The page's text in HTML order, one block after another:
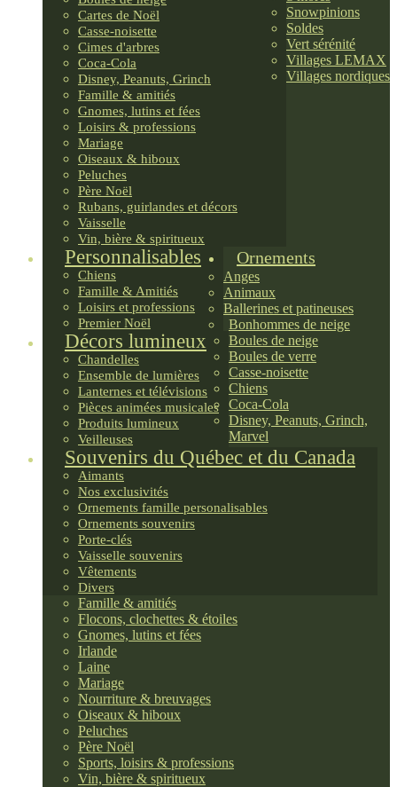
Cartes de Noël
Casse-noisette
Cimes d'arbres
Coca-Cola
Disney, Peanuts, Grinch
Famille & amitiés
Gnomes, lutins et fées
Loisirs & professions
Mariage
Oiseaux & hiboux
Peluches
Père Noël
Rubans, guirlandes et décors
Vaisselle
Vin, bière & spiritueux
Personnalisables
Chiens
Famille & Amitiés
Loisirs et professions
Premier Noël
Décors lumineux
Chandelles
Ensemble de lumières
Lanternes et télévisions
Pièces animées musicales
Produits lumineux
Veilleuses
Souvenirs du Québec et du Canada
Aimants
Nos exclusivités
Ornements famille personalisables
Ornements souvenirs
Porte-clés
Vaisselle souvenirs
Vêtements
Divers
Snowpinions
Soldes
Vert sérénité
Villages LEMAX
Villages nordiques
Ornements
Anges
Animaux
Ballerines et patineuses
Bonhommes de neige
Boules de neige
Boules de verre
Casse-noisette
Chiens
Coca-Cola
Disney, Peanuts, Grinch,
Marvel
Famille & amitiés
Flocons, clochettes & étoiles
Gnomes, lutins et fées
Irlande
Laine
Mariage
Nourriture & breuvages
Oiseaux & hiboux
Peluches
Père Noël
Sports, loisirs & professions
Vin, bière & spiritueux